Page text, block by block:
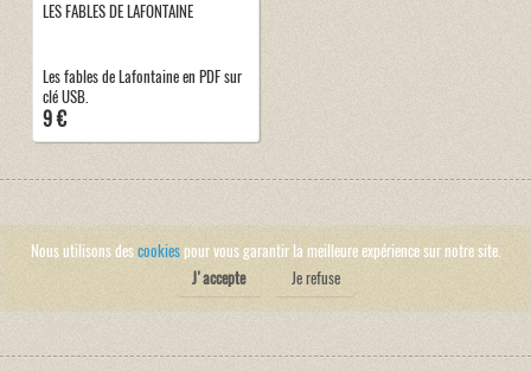
LES FABLES DE LAFONTAINE
Les fables de Lafontaine en PDF sur
clé USB.
9 €
Nous utilisons descookiespour vous garantir la meilleure expérience sur notre site.
J'accepte
Je refuse